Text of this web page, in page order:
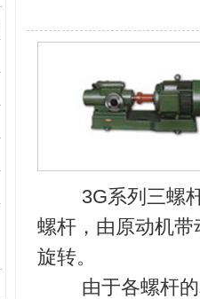
3G系列三螺杆
螺杆，由原动机
旋转。
由于各螺杆的